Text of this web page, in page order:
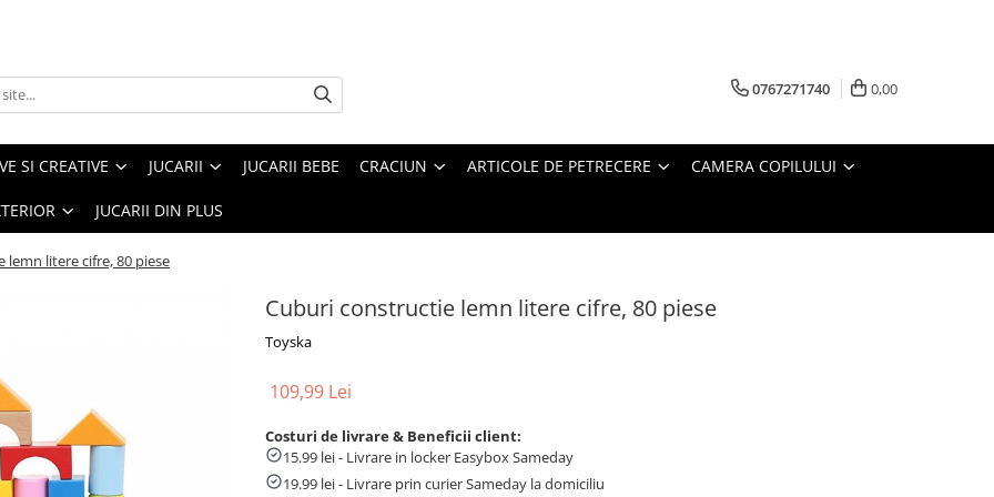
0767271740 0,00
SI CREATIVE JUCARII JUCARII BEBE CRACIUN ARTICOLE DE PETRECERE CAMERA COPILULUI
JUCARII DIN PLUS
lemn litere cifre, 80 piese
Cuburi constructie lemn litere cifre, 80 piese
Toyska
109,99 Lei
Costuri de livrare & Beneficii client:
15.99 lei - Livrare in locker Easybox Sameday
19.99 lei - Livrare prin curier Sameday la domiciliu